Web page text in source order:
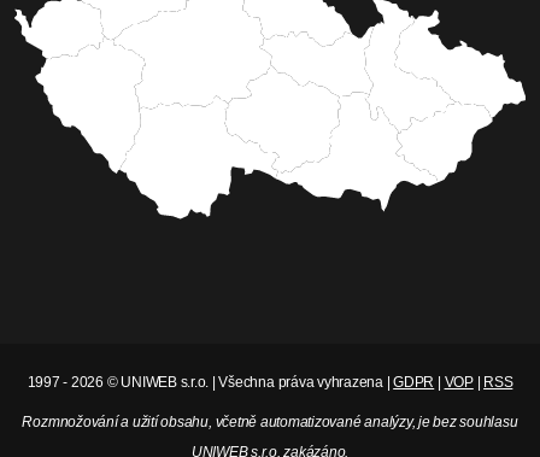
1997 - 2026 © UNIWEB s.r.o. | Všechna práva vyhrazena |GDPR VOP| RSS
Rozmnožování a užití obsahu, včetně automatizované analýzy, je bez souhlasu
UNIWEB s.r.o. zakázáno.